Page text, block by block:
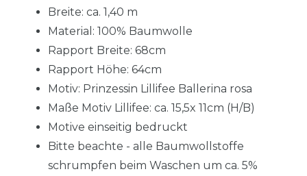
Breite: ca. 1,40 m
Material: 100% Baumwolle
Rapport Breite: 68cm
Rapport Höhe: 64cm
Motiv: Prinzessin Lillifee Ballerina rosa
Maße Motiv Lillifee: ca. 15,5x 11cm (H/B)
Motive einseitig bedruckt
Bitte beachte - alle Baumwollstoffe
schrumpfen beim Waschen um ca. 5%